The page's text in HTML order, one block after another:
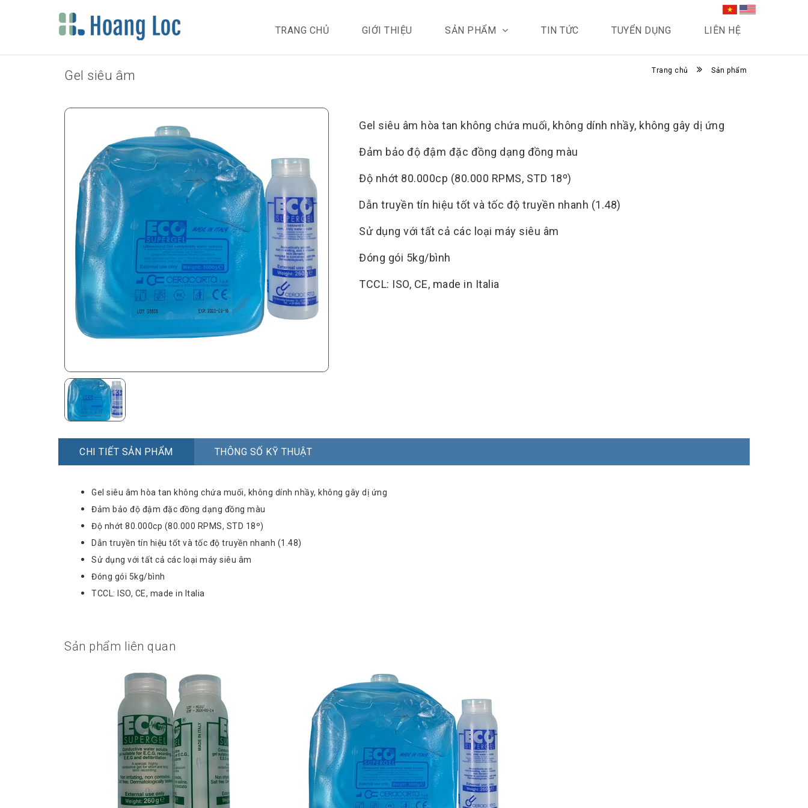
TRANG CHỦ GIỚI THIỆU SẢN PHẨM TIN TỨC TUYỂN DỤNG LIÊN HỆ
Trang chủ Sản phẩm
Gel siêu âm
Gel siêu âm hòa tan không chứa muối, không dính nhầy, không gây dị ứng
Đảm bảo độ đậm đặc đồng dạng đồng màu
Độ nhớt 80.000cp (80.000 RPMS, STD 18º)
Dẫn truyền tín hiệu tốt và tốc độ truyền nhanh (1.48)
Sử dụng với tất cả các loại máy siêu âm
Đóng gói 5kg/bình
TCCL: ISO, CE, made in Italia
CHI TIẾT SẢN PHẨM THÔNG SỐ KỸ THUẬT
Gel siêu âm hòa tan không chứa muối, không dính nhầy, không gây dị ứng
Đảm bảo độ đậm đặc đồng dạng đồng màu
Độ nhớt 80.000cp (80.000 RPMS, STD 18º)
Dẫn truyền tín hiệu tốt và tốc độ truyền nhanh (1.48)
Sử dụng với tất cả các loại máy siêu âm
Đóng gói 5kg/bình
TCCL: ISO, CE, made in Italia
Sản phẩm liên quan